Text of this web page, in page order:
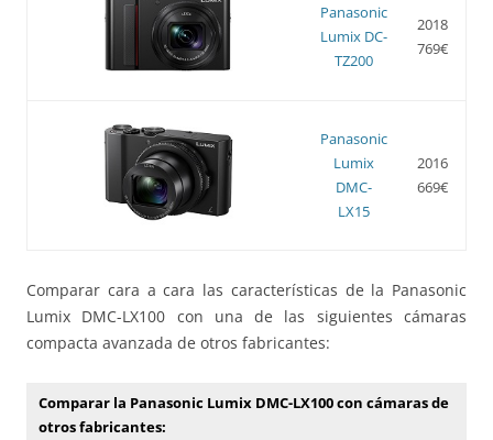
Panasonic
Lumix DC-
TZ200
2018
769€
Panasonic
Lumix
DMC-
LX15
2016
669€
Comparar cara a cara las características de la Panasonic
Lumix DMC-LX100 con una de las siguientes cámaras
compacta avanzada de otros fabricantes:
Comparar la Panasonic Lumix DMC-LX100 con cámaras de
otros fabricantes: